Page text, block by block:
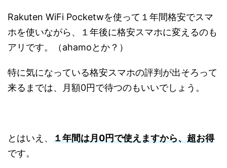
Rakuten WiFi Pocketwを使って１年間格安でスマ
ホを使いながら、１年後に格安スマホに変えるのも
アリです。（ahamoとか？）
特に気になっている格安スマホの評判が出そろって
来るまでは、月額0円で待つのもいいでしょう。
とはいえ、 １年間は月0円で使えますから、超お得
です。